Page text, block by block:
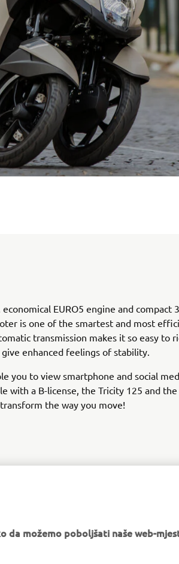
EURO5 engine and compact
is one of the smartest and most
transmission makes it so easy to
enhanced feelings of stability.
you to view smartphone and social
with a B-license, the Tricity 125 and
the way you move!
da možemo poboljšati naše web-